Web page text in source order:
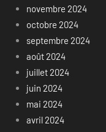
novembre 2024
octobre 2024
septembre 2024
août 2024
juillet 2024
juin 2024
mai 2024
avril 2024